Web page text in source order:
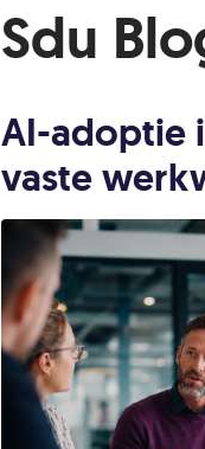
Sdu
AI-adoptie
vaste